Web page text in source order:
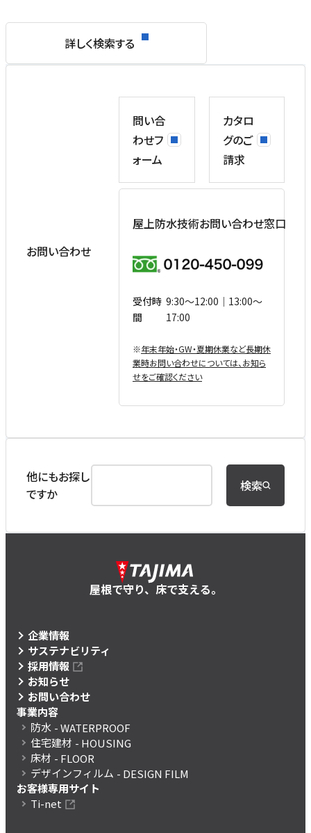
詳しく検索する
お問い合わせ
問い合
わせフ
ォーム
カタロ
グのご
請求
屋上防水技術お問い合わせ窓口
受付時
間
9:30〜12:00｜13:00〜
17:00
※年末年始・GW・夏期休業など⻑期休
業時お問い合わせについては、お知ら
せをご確認ください
他にもお探し
ですか
検索
屋根で守り、床で支える。
企業情報
サステナビリティ
採用情報
お知らせ
お問い合わせ
事業内容
防水 - WATERPROOF
住宅建材 - HOUSING
床材 - FLOOR
デザインフィルム - DESIGN FILM
お客様専用サイト
Ti-net